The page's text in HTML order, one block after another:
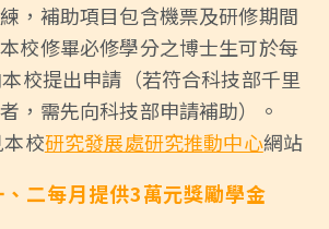
，補助項目包含機票及研修期間
校修畢必修學分之博士生可於每
校提出申請（若符合科技部千里
，需先向科技部申請補助）。
校研究發展處研究推動中心網站
二每月提供3萬元獎勵學金